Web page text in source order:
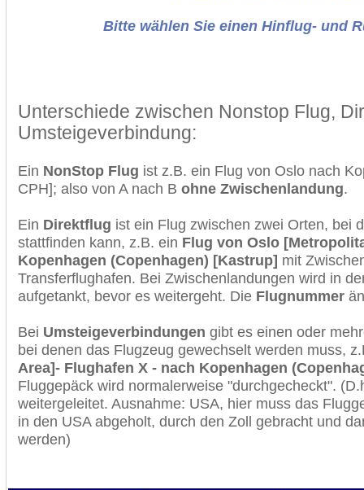
Bitte wählen Sie einen Hinflug- und
Unterschiede zwischen Nonstop Flug,
Umsteigeverbindung:
Ein NonStop Flug ist z.B. ein Flug von Oslo nach
CPH]; also von A nach B ohne Zwischenlandung.
Ein Direktflug ist ein Flug zwischen zwei Orten, bei
stattfinden kann, z.B. ein Flug von Oslo
Kopenhagen (Copenhagen) [Kastrup] mit
Transferflughafen. Bei Zwischenlandungen wird in
aufgetankt, bevor es weitergeht. Die Flugnummer
Bei Umsteigeverbindungen gibt es einen oder
bei denen das Flugzeug gewechselt werden muss,
Area]- Flughafen X - nach Kopenhagen
Fluggepäck wird normalerweise "durchgecheckt".
weitergeleitet. Ausnahme: USA, hier muss das
in den USA abgeholt, durch den Zoll gebracht und
werden)